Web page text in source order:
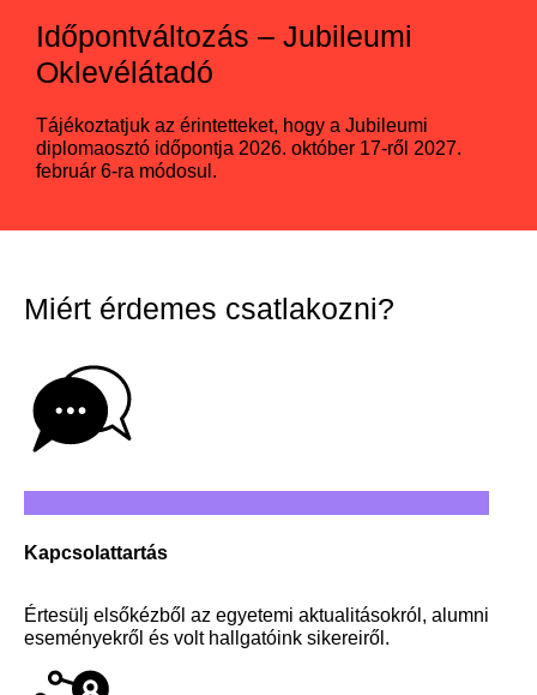
Időpontváltozás – Jubileumi
Oklevélátadó
Tájékoztatjuk az érintetteket, hogy a Jubileumi
diplomaosztó időpontja 2026. október 17-ről 2027.
február 6-ra módosul.
Miért érdemes csatlakozni?
Kapcsolattartás
Értesülj elsőkézből az egyetemi aktualitásokról, alumni
eseményekről és volt hallgatóink sikereiről.